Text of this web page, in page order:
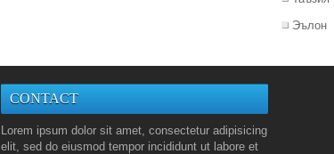
Эълон
CONTACT
Lorem ipsum dolor sit amet, consectetur adipisicing
elit, sed do eiusmod tempor incididunt ut labore et